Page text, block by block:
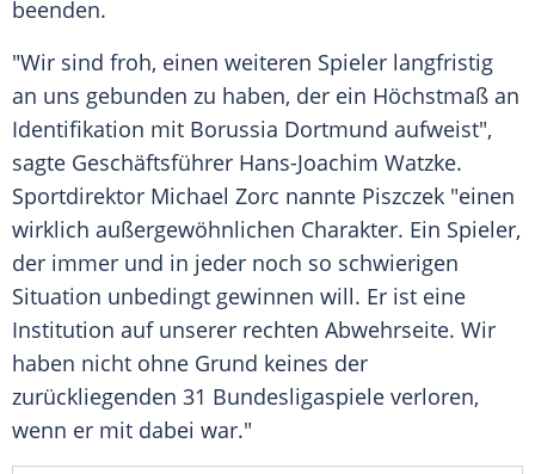
beenden.
"Wir sind froh, einen weiteren Spieler langfristig
an uns gebunden zu haben, der ein Höchstmaß an
Identifikation mit Borussia Dortmund aufweist",
sagte Geschäftsführer Hans-Joachim Watzke.
Sportdirektor Michael Zorc nannte Piszczek "einen
wirklich außergewöhnlichen Charakter. Ein Spieler,
der immer und in jeder noch so schwierigen
Situation unbedingt gewinnen will. Er ist eine
Institution auf unserer rechten Abwehrseite. Wir
haben nicht ohne Grund keines der
zurückliegenden 31 Bundesligaspiele verloren,
wenn er mit dabei war."